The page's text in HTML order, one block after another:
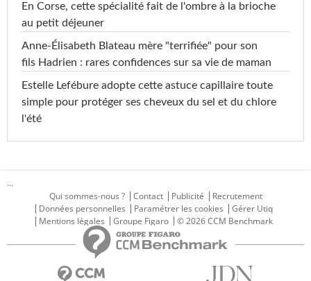
En Corse, cette spécialité fait de l'ombre à la brioche
au petit déjeuner
Anne-Élisabeth Blateau mère "terrifiée" pour son
fils Hadrien : rares confidences sur sa vie de maman
Estelle Lefébure adopte cette astuce capillaire toute
simple pour protéger ses cheveux du sel et du chlore
l'été
...
Qui sommes-nous ?
Contact Publicité
Recrutement
Données personnelles
Paramétrer les cookies
Gérer Utiq
Mentions légales
Groupe Figaro © 2026 CCM Benchmark